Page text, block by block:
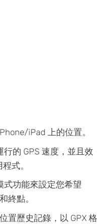
iPad 上的位置。
的 GPS 速度，並且效
式。
式功能來設定您希望
終點。
置歷史記錄，以 GPX 格